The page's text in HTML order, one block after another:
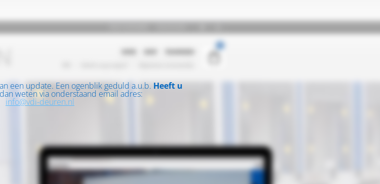
een update. Een ogenblik geduld a.u.b. Heeft u
weten via onderstaand email adres:
info@vdi-deuren.nl